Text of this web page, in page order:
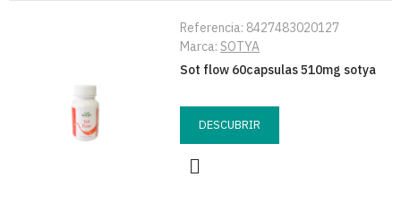
Referencia: 8427483020127
Marca: SOTYA
Sot flow 60capsulas 510mg sotya
DESCUBRIR